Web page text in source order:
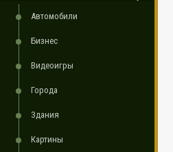
Автомобили
Бизнес
Видеоигры
Города
Здания
Картины